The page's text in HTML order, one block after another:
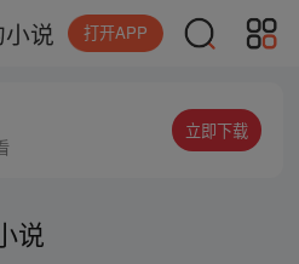
说 打开APP
立即下载
说